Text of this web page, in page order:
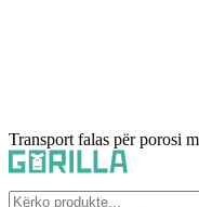
Transport falas për porosi